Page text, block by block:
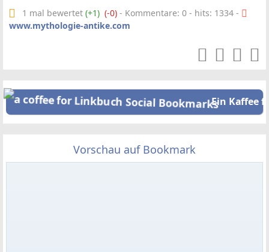
1 mal bewertet (+1) (-0) - Kommentare: 0 - hits: 1334 -
www.mythologie-antike.com
Ein Kaffee
Vorschau auf Bookmark